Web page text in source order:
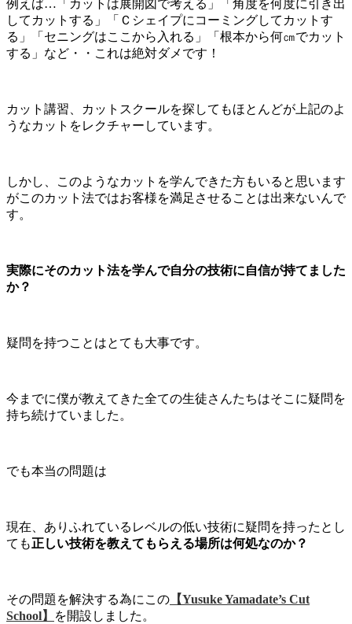
例えば…「カットは展開図で考える」「角度を何度に引き出
してカットする」「Ｃシェイプにコーミングしてカットす
る」「セニングはここから入れる」「根本から何㎝でカット
する」など・・これは絶対ダメです！
カット講習、カットスクールを探してもほとんどが上記のよ
うなカットをレクチャーしています。
しかし、このようなカットを学んできた方もいると思います
がこのカット法ではお客様を満足させることは出来ないんで
す。
実際にそのカット法を学んで自分の技術に自信が持てました
か？
疑問を持つことはとても大事です。
今までに僕が教えてきた全ての生徒さんたちはそこに疑問を
持ち続けていました。
でも本当の問題は
現在、ありふれているレベルの低い技術に疑問を持ったとし
ても正しい技術を教えてもらえる場所は何処なのか？
その問題を解決する為にこの 【Yusuke Yamadate’s Cut
School】
を開設しました。